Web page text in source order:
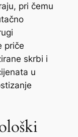
pri čemu
priče
skrbi i
u